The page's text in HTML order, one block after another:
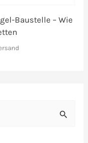
Baustelle – Wie